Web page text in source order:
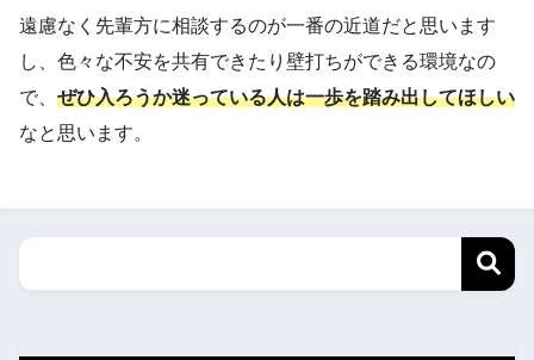
遠慮なく先輩方に相談するのが一番の近道だと思います
し、色々な不安を共有できたり壁打ちができる環境なの
で、 ぜひ入ろうか迷っている人は一歩を踏み出してほしい
なと思います。